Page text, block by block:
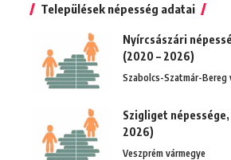
Települések népesség adatai
Nyírcsászári
(2020 – 2026)
Szabolcs-Szatmár-Bereg
Szigliget
2026)
Veszprém vármegye